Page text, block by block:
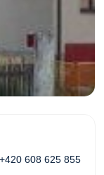
+420 608 625 855